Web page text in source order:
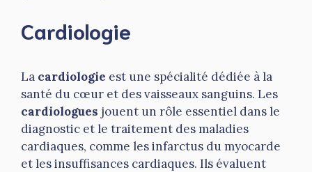
Cardiologie
La cardiologie est une spécialité dédiée à la
santé du cœur et des vaisseaux sanguins. Les
cardiologues jouent un rôle essentiel dans le
diagnostic et le traitement des maladies
cardiaques, comme les infarctus du myocarde
et les insuffisances cardiaques. Ils évaluent